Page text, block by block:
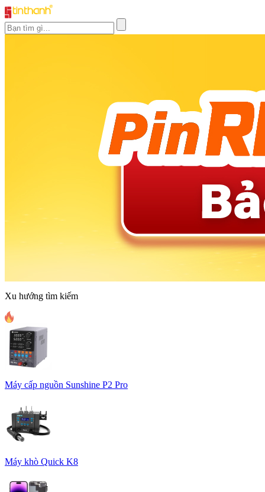
Xu hướng tìm kiếm
Máy cấp nguồn Sunshine P2 Pro
Máy khò Quick K8